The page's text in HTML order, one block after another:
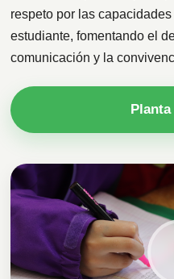
respeto por las
estudiante, fomentando el
comunicación y la